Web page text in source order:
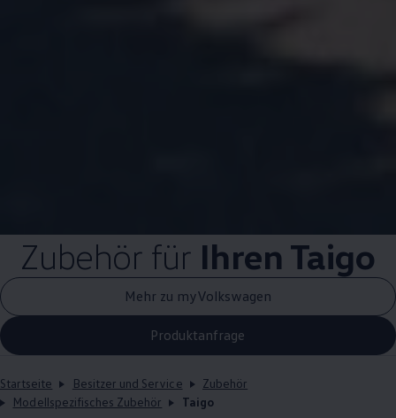
Zubehörfür Ihren Taigo
Mehr zu myVolkswagen
Produktanfrage
Startseite Besitzer und Service
Zubehör
Modellspezifisches Zubehör
Taigo